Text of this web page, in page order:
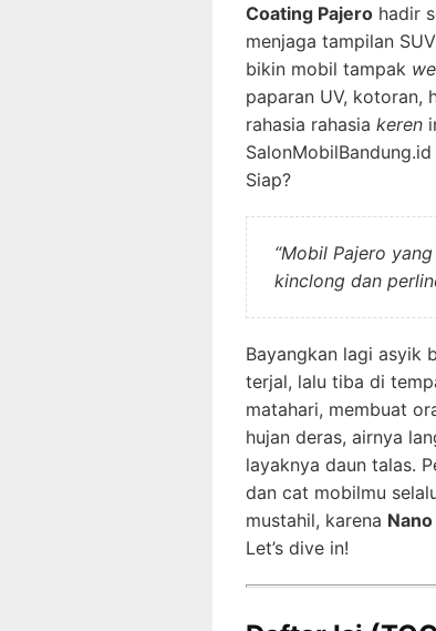
Coating Pajero hadir
menjaga tampilan
bikin mobil tampak
paparan UV, kotoran,
rahasia rahasia keren
Siap?
“Mobil Pajero
kinclong dan
Bayangkan lagi asyik
terjal, lalu tiba di
matahari, membuat
hujan deras, airnya
layaknya daun talas.
dan cat mobilmu
mustahil, karena
Let’s dive in!